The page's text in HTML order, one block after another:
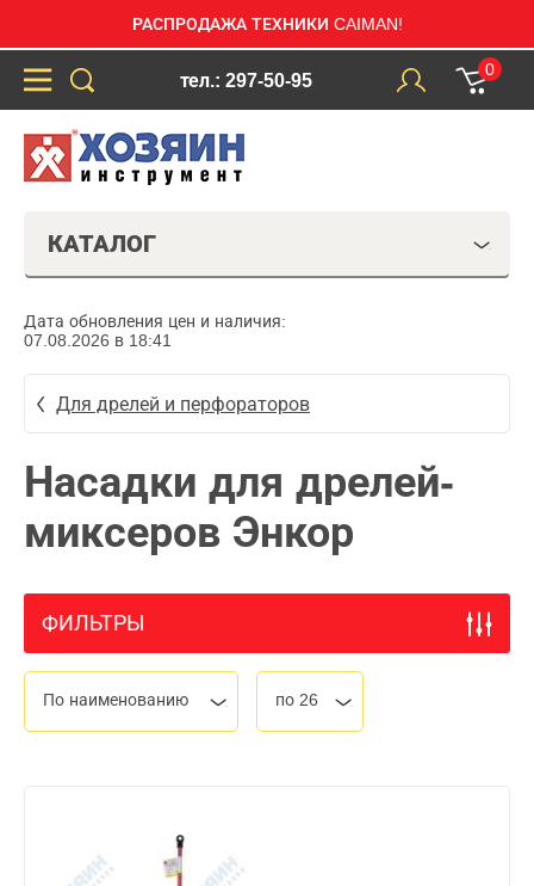
РАСПРОДАЖА ТЕХНИКИ CAIMAN!
тел.: 297-50-95
0
КАТАЛОГ
Дата обновления цен и наличия:
07.08.2026 в 18:41
Для дрелей и перфораторов
Насадки для дрелей-
миксеров Энкор
ФИЛЬТРЫ
По наименованию по 26